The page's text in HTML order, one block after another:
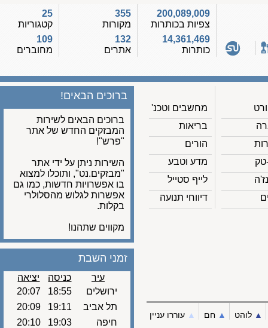
200,089,009
צפיות בכותרות
14,361,469
כותרות
355
מקורות
132
אתרים
קטגוריות
109
מחוברים
מחשבים וטכנ'
בריאות
הורים
מדע וטבע
לייף סטייל
דיווחי תנועה
ברוכים הבאים!
ברוכים הבאים לשירות
המבזקים החדש של אתר
"פרש"!
השירות ניתן על ידי אתר
"מבזקים.נט", ותוכלו למצוא
בו אפשרויות חדשות, כמו גם
אפשרות לגלוש מהסלולרי
בקלות.
מקווים שתהנו!
לוהט ▲︎ חם ▲︎ עוררו עניין
זמני השבת
עיר כניסה
יציאה
ירושלים
18:55
20:07
תל אביב
19:11
20:09
חיפה
19:03
20:10